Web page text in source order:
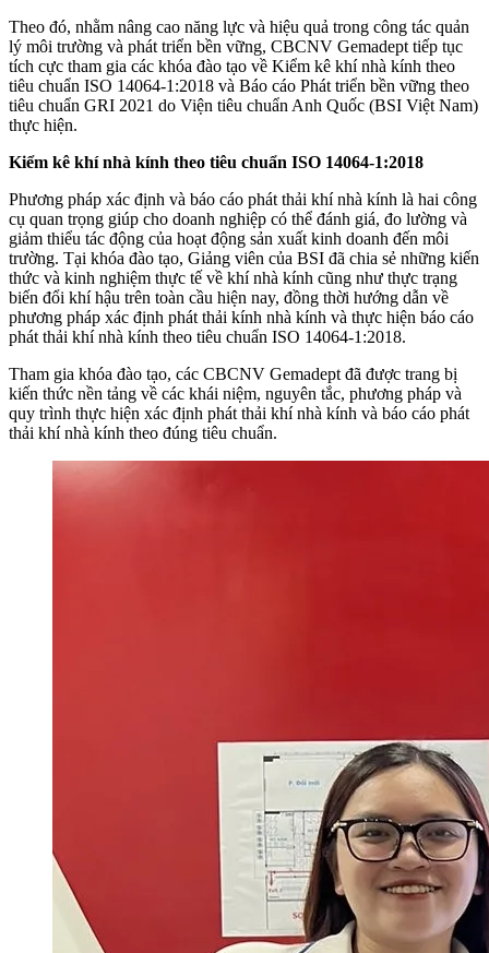
Theo đó, nhằm nâng cao năng lực và hiệu quả trong công tác quản
lý môi trường và phát triển bền vững, CBCNV Gemadept tiếp tục
tích cực tham gia các khóa đào tạo về Kiểm kê khí nhà kính theo
tiêu chuẩn ISO 14064-1:2018 và Báo cáo Phát triển bền vững theo
tiêu chuẩn GRI 2021 do Viện tiêu chuẩn Anh Quốc (BSI Việt Nam)
thực hiện.
Kiểm kê khí nhà kính theo tiêu chuẩn ISO 14064-1:2018
Phương pháp xác định và báo cáo phát thải khí nhà kính là hai công
cụ quan trọng giúp cho doanh nghiệp có thể đánh giá, đo lường và
giảm thiểu tác động của hoạt động sản xuất kinh doanh đến môi
trường. Tại khóa đào tạo, Giảng viên của BSI đã chia sẻ những kiến
thức và kinh nghiệm thực tế về khí nhà kính cũng như thực trạng
biến đổi khí hậu trên toàn cầu hiện nay, đồng thời hướng dẫn về
phương pháp xác định phát thải kính nhà kính và thực hiện báo cáo
phát thải khí nhà kính theo tiêu chuẩn ISO 14064-1:2018.
Tham gia khóa đào tạo, các CBCNV Gemadept đã được trang bị
kiến thức nền tảng về các khái niệm, nguyên tắc, phương pháp và
quy trình thực hiện xác định phát thải khí nhà kính và báo cáo phát
thải khí nhà kính theo đúng tiêu chuẩn.